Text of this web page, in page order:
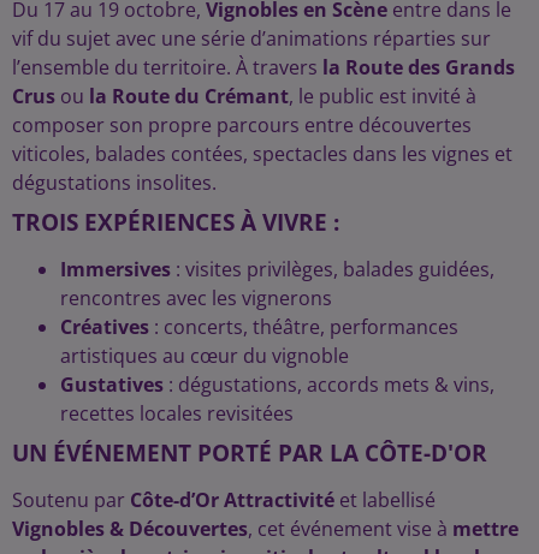
Du 17 au 19 octobre, Vignobles en Scène entre dans le
vif du sujet avec une série d’animations réparties sur
l’ensemble du territoire. À travers la Route des Grands
Crus ou la Route du Crémant, le public est invité à
composer son propre parcours entre découvertes
viticoles, balades contées, spectacles dans les vignes et
dégustations insolites.
TROIS EXPÉRIENCES À VIVRE :
Immersives : visites privilèges, balades guidées,
rencontres avec les vignerons
Créatives : concerts, théâtre, performances
artistiques au cœur du vignoble
Gustatives : dégustations, accords mets & vins,
recettes locales revisitées
UN ÉVÉNEMENT PORTÉ PAR LA CÔTE-D'OR
Soutenu par Côte-d’Or Attractivité et labellisé
Vignobles & Découvertes, cet événement vise à mettre